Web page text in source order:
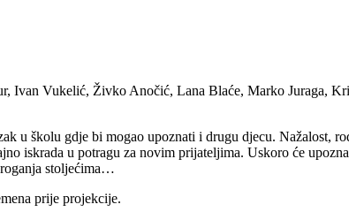
Ivan Vukelić, Živko Anočić, Lana Blaće, Marko Juraga,
u školu gdje bi mogao upoznati i drugu djecu. Nažalost,
iskrada u potragu za novim prijateljima. Uskoro će
stoljećima…
prije projekcije.